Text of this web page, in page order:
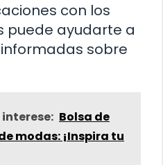
con los
puede ayudarte a
sobre
Bolsa de
modas: ¡Inspira tu